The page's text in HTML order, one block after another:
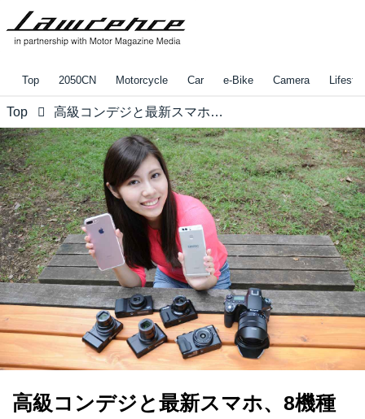
Top 2050CN Motorcycle Car e-Bike Camera
Top 高級コンデジと最新スマホ、8機種を実写比較してみた！
高級コンデジと最新スマホ、8機種